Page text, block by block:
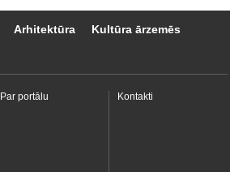
Arhitektūra Kultūra ārzemēs
Par portālu Kontakti